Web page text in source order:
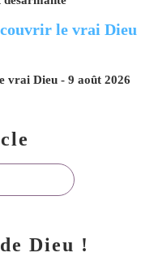
vrai Dieu - 9 août 2026
Dieu !